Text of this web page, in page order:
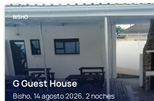
BISHO
G Guest House
Bisho, 14 agosto 2026, 2 noches